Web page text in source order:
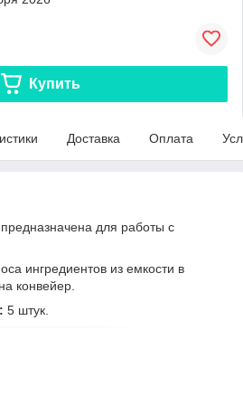
Купить
Доставка Оплата
для работы с
ингредиентов из емкости в
конвейер.
5 штук.